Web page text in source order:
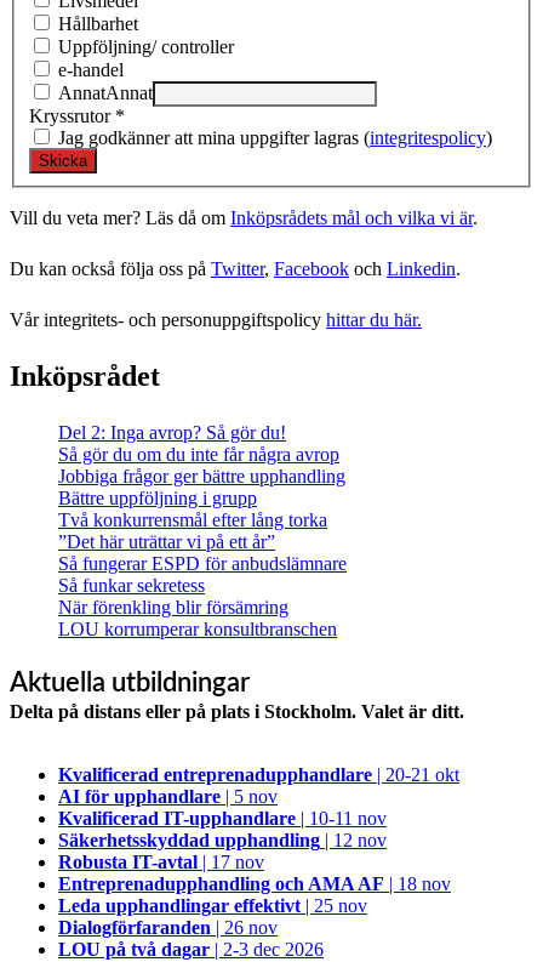
Hållbarhet
Uppföljning/ controller
e-handel
AnnatAnnat
Kryssrutor *
Jag godkänner att mina uppgifter lagras (integritespolicy)
Vill du veta mer? Läs då om Inköpsrådets mål och vilka vi är.
Du kan också följa oss på Twitter, Facebook och Linkedin.
Vår integritets- och personuppgiftspolicy hittar du här.
Inköpsrådet
Del 2: Inga avrop? Så gör du!
Så gör du om du inte får några avrop
Jobbiga frågor ger bättre upphandling
Bättre uppföljning i grupp
Två konkurrensmål efter lång torka
”Det här uträttar vi på ett år”
Så fungerar ESPD för anbudslämnare
Så funkar sekretess
När förenkling blir försämring
LOU korrumperar konsultbranschen
Aktuella utbildningar
Delta på distans eller på plats i Stockholm. Valet är ditt.
Kvalificerad entreprenad­upphandlare | 20-21 okt
AI för upphandlare | 5 nov
Kvalificerad IT-upphandlare | 10-11 nov
Säkerhetsskyddad upphandling | 12 nov
Robusta IT-avtal | 17 nov
Entreprenadupphandling och AMA AF | 18 nov
Leda upphandlingar effektivt | 25 nov
Dialogförfaranden | 26 nov
LOU på två dagar | 2-3 dec 2026